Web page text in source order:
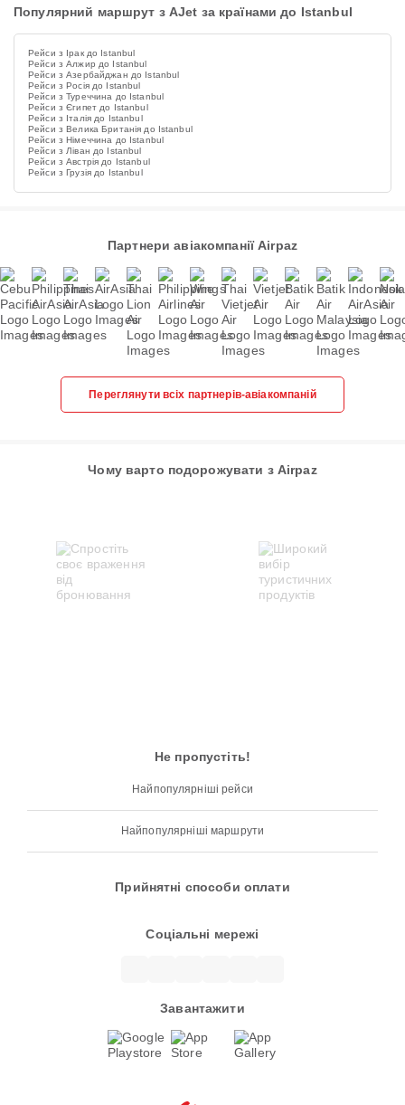
Популярний маршрут з AJet за країнами до Istanbul
Рейси з Ірак до Istanbul
Рейси з Алжир до Istanbul
Рейси з Азербайджан до Istanbul
Рейси з Росія до Istanbul
Рейси з Туреччина до Istanbul
Рейси з Єгипет до Istanbul
Рейси з Італія до Istanbul
Рейси з Велика Британія до Istanbul
Рейси з Німеччина до Istanbul
Рейси з Ліван до Istanbul
Рейси з Австрія до Istanbul
Рейси з Грузія до Istanbul
Партнери авіакомпанії Airpaz
Переглянути всіх партнерів-авіакомпаній
Чому варто подорожувати з Airpaz
Не пропустіть!
Найпопулярніші рейси
Найпопулярніші маршрути
Прийнятні способи оплати
Соціальні мережі
Завантажити